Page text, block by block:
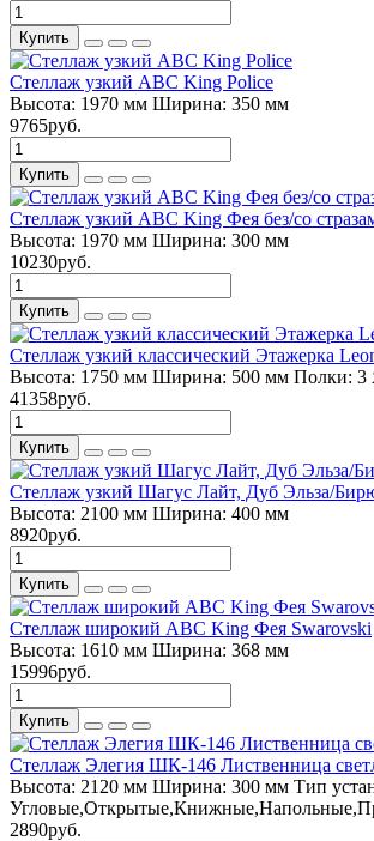
Купить
Стеллаж узкий ABC King Police
Высота: 1970 мм Ширина: 350 мм
9765руб.
Купить
Стеллаж узкий ABC King Фея без/со
Высота: 1970 мм Ширина: 300 мм
10230руб.
Купить
Стеллаж узкий классический Этaжepкa
Высота: 1750 мм Ширина: 500 мм Полки: 3
41358руб.
Купить
Стеллаж узкий Шагус Лайт, Дуб Эльза/
Высота: 2100 мм Ширина: 400 мм
8920руб.
Купить
Стеллаж широкий ABC King Фея Swarovski
Высота: 1610 мм Ширина: 368 мм
15996руб.
Купить
Стеллаж Элегия ШК-146 Лиственница
Высота: 2120 мм Ширина: 300 мм Тип
2890руб.